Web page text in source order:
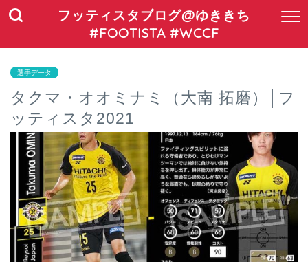
フッティスタブログ@ゆききち
#FOOTISTA #WCCF
選手データ
タクマ・オオミナミ（大南 拓磨）│フ
ッティスタ2021